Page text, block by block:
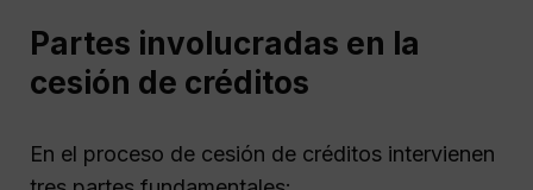
Partes involucradas en la
cesión de créditos
En el proceso de cesión de créditos intervienen